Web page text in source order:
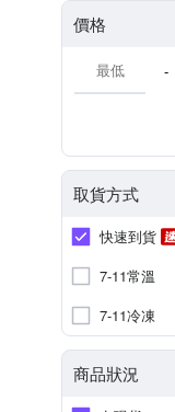
價格
-
取貨方式
快速到貨
7-11常溫
7-11冷凍
商品狀況